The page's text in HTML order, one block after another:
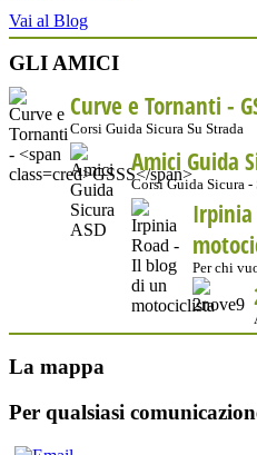
Vai al Blog
GLI AMICI
Curve e Tornanti -
Corsi Guida Sicura Su Strada
Amici Guida
Corsi Guida Sicura
Irpinia
Per chi
La mappa
Per qualsiasi